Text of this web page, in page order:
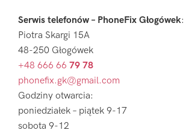
Serwis telefonów – PhoneFix Głogówek:
Piotra Skargi 15A
48-250 Głogówek
+48 666 66 79 78
phonefix.gk@gmail.com
Godziny otwarcia:
poniedziałek – piątek 9-17
sobota 9-12